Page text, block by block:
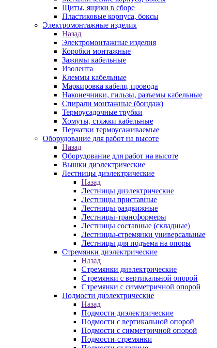
Щиты, ящики в сборе
Пластиковые корпуса, боксы
Электромонтажные изделия
Назад
Электромонтажные изделия
Коробки монтажные
Зажимы кабельные
Изолента
Клеммы кабельные
Маркировка кабеля, провода
Наконечники, гильзы, разъемы кабельные
Спирали монтажные (бондаж)
Термоусадочные трубки
Хомуты, стяжки кабельные
Перчатки термоусаживаемые
Оборудование для работ на высоте
Назад
Оборудование для работ на высоте
Вышки диэлектрические
Лестницы диэлектрические
Назад
Лестницы диэлектрические
Лестницы приставные
Лестницы раздвижные
Лестницы-трансформеры
Лестницы составные (складные)
Лестницы-стремянки универсальные
Лестницы для подъема на опоры
Стремянки диэлектрические
Назад
Стремянки диэлектрические
Стремянки с вертикальной опорой
Стремянки с симметричной опорой
Подмости диэлектрические
Назад
Подмости диэлектрические
Подмости с вертикальной опорой
Подмости с симметричной опорой
Подмости-стремянки